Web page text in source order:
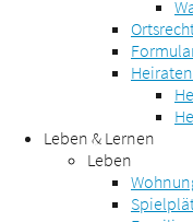
Leben & Lernen
Leben